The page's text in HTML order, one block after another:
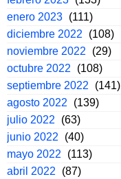
enero 2023 (111)
diciembre 2022
(108)
noviembre 2022
(29)
octubre 2022
(108)
septiembre 2022
(141)
agosto 2022
(139)
julio 2022
(63)
junio 2022
(40)
mayo 2022
(113)
abril 2022
(87)